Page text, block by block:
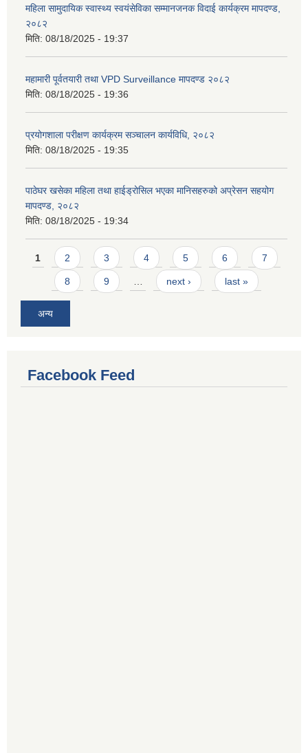
महिला सामुदायिक स्वास्थ्य स्वयंसेविका सम्मानजनक विदाई कार्यक्रम मापदण्ड,
२०८२
मिति: 08/18/2025 - 19:37
महामारी पूर्वतयारी तथा VPD Surveillance मापदण्ड २०८२
मिति: 08/18/2025 - 19:36
प्रयोगशाला परीक्षण कार्यक्रम सञ्चालन कार्यविधि, २०८२
मिति: 08/18/2025 - 19:35
पाठेघर खसेका महिला तथा हाईड्रोसिल भएका मानिसहरुको अप्रेसन सहयोग
मापदण्ड, २०८२
मिति: 08/18/2025 - 19:34
Pages
1 2 3 4 5 6 7
8 9 … next › last »
अन्य
Facebook Feed